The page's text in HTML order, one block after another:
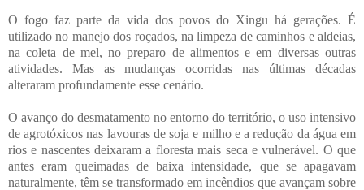
O fogo faz parte da vida dos povos do Xingu há gerações. É
utilizado no manejo dos roçados, na limpeza de caminhos e aldeias,
na coleta de mel, no preparo de alimentos e em diversas outras
atividades. Mas as mudanças ocorridas nas últimas décadas
alteraram profundamente esse cenário.
O avanço do desmatamento no entorno do território, o uso intensivo
de agrotóxicos nas lavouras de soja e milho e a redução da água em
rios e nascentes deixaram a floresta mais seca e vulnerável. O que
antes eram queimadas de baixa intensidade, que se apagavam
naturalmente, têm se transformado em incêndios que avançam sobre